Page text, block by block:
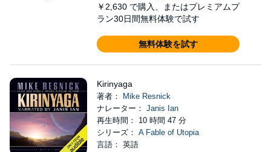
￥2,630 で購入、またはプレミアムプ
ラン30日間無料体験で試す
無料体験を試す
Kirinyaga
著者：
Mike Resnick
ナレーター： Janis Ian
再生時間： 10 時間 47 分
シリーズ： A Fable of Utopia
言語： 英語